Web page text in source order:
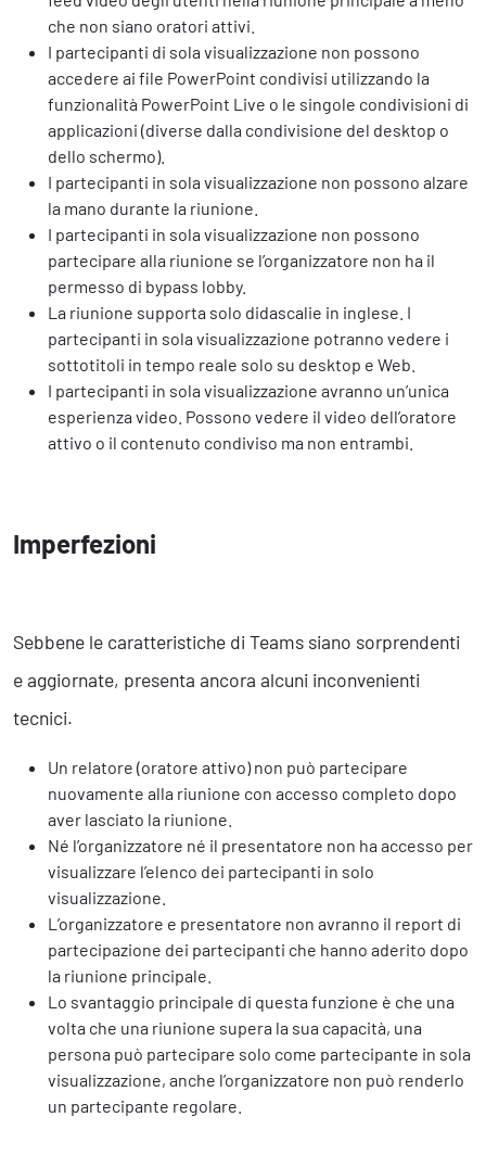
che non siano oratori attivi.
I partecipanti di sola visualizzazione non possono
accedere ai file PowerPoint condivisi utilizzando la
funzionalità PowerPoint Live o le singole condivisioni di
applicazioni (diverse dalla condivisione del desktop o
dello schermo).
I partecipanti in sola visualizzazione non possono alzare
la mano durante la riunione.
I partecipanti in sola visualizzazione non possono
partecipare alla riunione se l’organizzatore non ha il
permesso di bypass lobby.
La riunione supporta solo didascalie in inglese. I
partecipanti in sola visualizzazione potranno vedere i
sottotitoli in tempo reale solo su desktop e Web.
I partecipanti in sola visualizzazione avranno un’unica
esperienza video. Possono vedere il video dell’oratore
attivo o il contenuto condiviso ma non entrambi.
Imperfezioni
Sebbene le caratteristiche di Teams siano sorprendenti
e aggiornate, presenta ancora alcuni inconvenienti
tecnici.
Un relatore (oratore attivo) non può partecipare
nuovamente alla riunione con accesso completo dopo
aver lasciato la riunione.
Né l’organizzatore né il presentatore non ha accesso per
visualizzare l’elenco dei partecipanti in solo
visualizzazione.
L’organizzatore e presentatore non avranno il report di
partecipazione dei partecipanti che hanno aderito dopo
la riunione principale.
Lo svantaggio principale di questa funzione è che una
volta che una riunione supera la sua capacità, una
persona può partecipare solo come partecipante in sola
visualizzazione, anche l’organizzatore non può renderlo
un partecipante regolare.